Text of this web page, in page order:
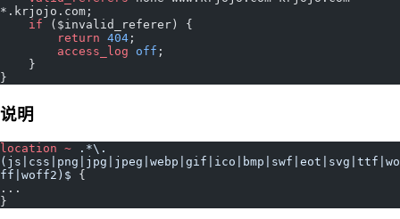
*.krjojo.com;
    if
($invalid_referer) {
        return
404 ;
        access_log
off ;
    }
}
说明
location ~ .*\.
(js|css|png|jpg|jpeg|webp|gif|ico|bmp|swf|eot|svg|ttf|wo
ff|woff2)$ {
...
}